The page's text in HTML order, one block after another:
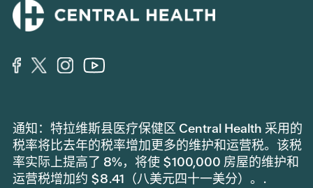
通知：特拉维斯县医疗保健区 Central Health 采用的
税率将比去年的税率增加更多的维护和运营税。该税
率实际上提高了 8%，将使 $100,000 房屋的维护和
运营税增加约 $8.41（八美元四十一美分）。.